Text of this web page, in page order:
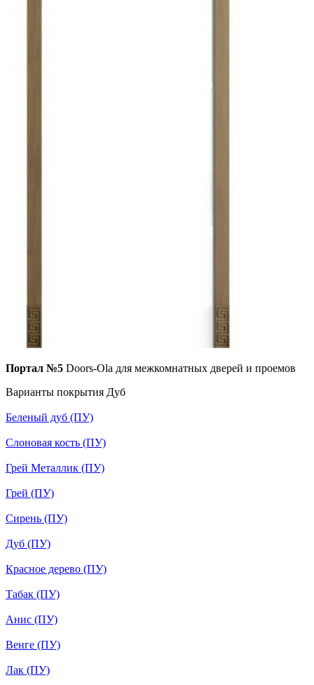
Портал №5 Doors-Ola для межкомнатных дверей и проемов
Варианты покрытия Дуб
Беленый дуб (ПУ)
Слоновая кость (ПУ)
Грей Металлик (ПУ)
Грей (ПУ)
Сирень (ПУ)
Дуб (ПУ)
Красное дерево (ПУ)
Табак (ПУ)
Анис (ПУ)
Венге (ПУ)
Лак (ПУ)